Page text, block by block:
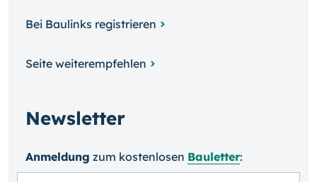
Bei Baulinks registrieren
Seite weiterempfehlen
Newsletter
Anmeldung zum kosten­losen Bauletter: